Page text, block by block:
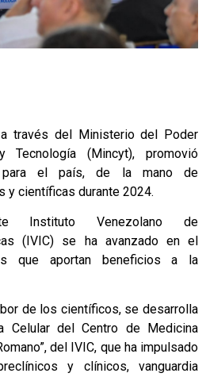
a través del Ministerio del Poder
Tecnología (Mincyt), promovió
para el país, de la mano de
y científicas durante 2024.
Instituto Venezolano de
(IVIC) se ha avanzado en el
que aportan beneficios a la
de los científicos, se desarrolla
Celular del Centro de Medicina
del IVIC, que ha impulsado
y clínicos, vanguardia